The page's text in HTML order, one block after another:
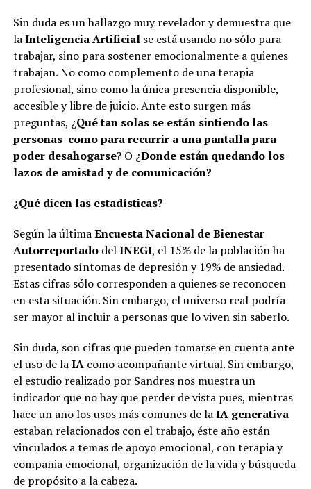
Sin duda es un hallazgo muy revelador y demuestra que
laInteligencia Artificialse está usando no sólo para
trabajar, sino para sostener emocionalmente a quienes
trabajan. No como complemento de una terapia
profesional, sino como la única presencia disponible,
accesible y libre de juicio. Ante esto surgen más
preguntas, ¿Qué tan solas se están sintiendo las
personas como para recurrir a una pantalla para
poder desahogarse? O ¿Donde están quedando los
lazos de amistad y de comunicación?
¿Qué dicen las estadísticas?
Según la últimaEncuesta Nacional de Bienestar
Autorreportado delINEGI, el 15% de la población ha
presentado síntomas de depresión y 19% de ansiedad.
Estas cifras sólo corresponden a quienes se reconocen
en esta situación. Sin embargo, el universo real podría
ser mayor al incluir a personas que lo viven sin saberlo.
Sin duda, son cifras que pueden tomarse en cuenta ante
el uso de laIAcomo acompañante virtual. Sin embargo,
el estudio realizado por Sandres nos muestra un
indicador que no hay que perder de vista pues, mientras
hace un año los usos más comunes de laIA generativa
estaban relacionados con el trabajo, éste año están
vinculados a temas de apoyo emocional, con terapia y
compañia emocional, organización de la vida y búsqueda
de propósito a la cabeza.